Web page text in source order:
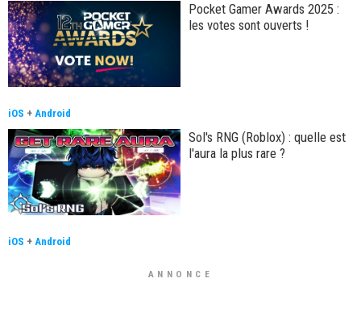
Pocket Gamer Awards 2025 :
les votes sont ouverts !
iOS + Android
Sol's RNG (Roblox) : quelle est
l'aura la plus rare ?
iOS + Android
ANNONCE